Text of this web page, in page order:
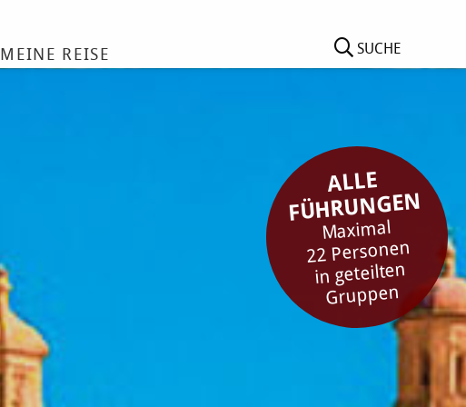
MEINE REISE SUCHE
ALLE
FÜHRUNGEN
Maximal
22 Personen
in geteilten
Gruppen